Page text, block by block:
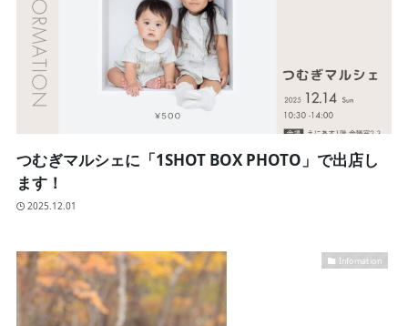
つむぎマルシェに「1SHOT BOX PHOTO」で出店し
ます！
2025.12.01
Infomation